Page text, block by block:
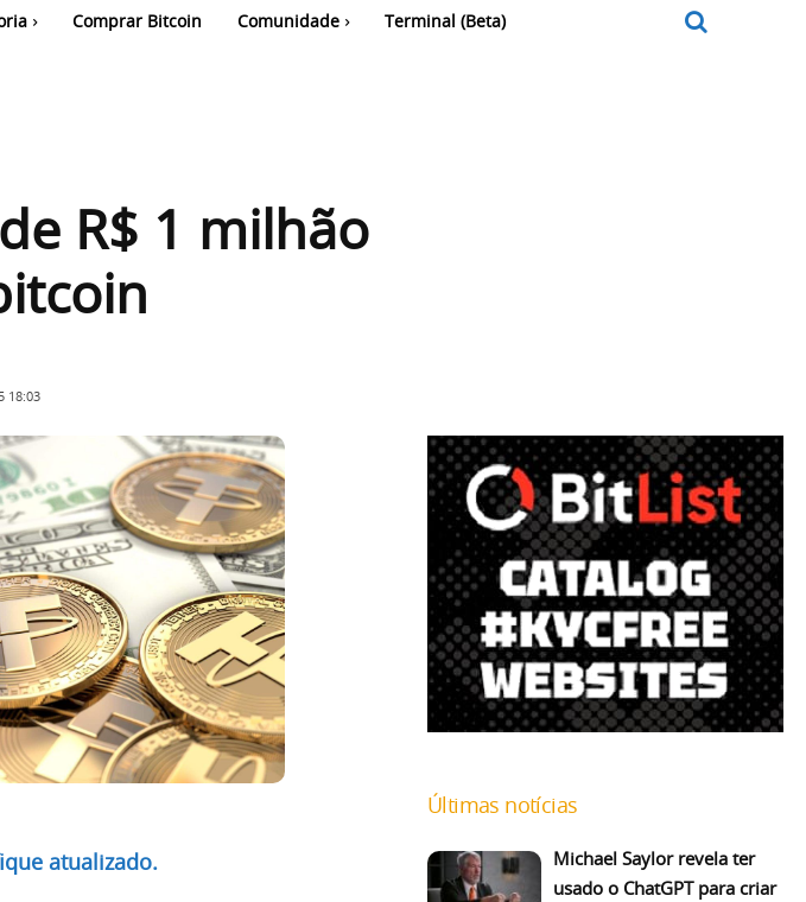
Comprar Bitcoin Comunidade Terminal (Beta)
R$ 1 milhão
18:03
atualizado.
Últimas notícias
Michael Saylor revela ter
usado o ChatGPT para criar